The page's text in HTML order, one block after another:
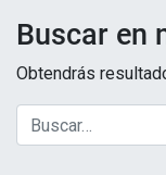
Buscar en
Obtendrás